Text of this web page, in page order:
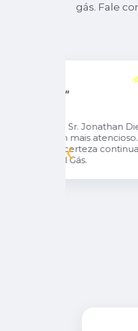
gás. Fale
Excelente
instalação
restaurante.
‹